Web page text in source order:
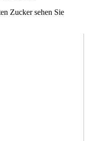
Zucker sehen Sie